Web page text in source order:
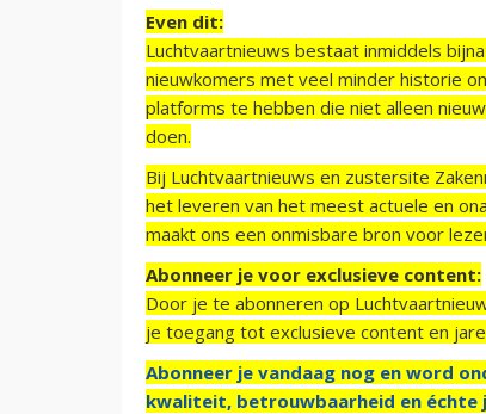
Even dit:
Luchtvaartnieuws bestaat inmiddels
nieuwkomers met veel minder historie
platforms te hebben die niet alleen
doen.
Bij Luchtvaartnieuws en zustersite
het leveren van het meest actuele en
maakt ons een onmisbare bron voor
Abonneer je voor exclusieve content:
Door je te abonneren op
je toegang tot exclusieve content en
Abonneer je vandaag nog en word
kwaliteit, betrouwbaarheid en échte